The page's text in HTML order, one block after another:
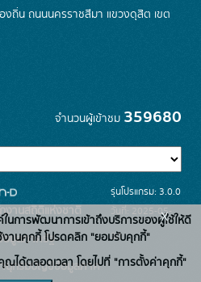
งถิ่น ถนนนครราชสีมา แขวงดุสิต เขต
จำนวนผู้เข้าชม 359680
งานสถิติแห่งชาติ
มูลภาครัฐ
นุกรมบัญชีข้อมูลภาค
รุ่นโปรแกรม: 3.0.0
วันที่: 2025-05-
30
ในการพัฒนาการเข้าถึงบริการของผู้ใช้ให้ดี
งานคุกกี้ โปรดคลิก "ยอมรับคุกกี้"
ได้ตลอดเวลา โดยไปที่ "การตั้งค่าคุกกี้"
x